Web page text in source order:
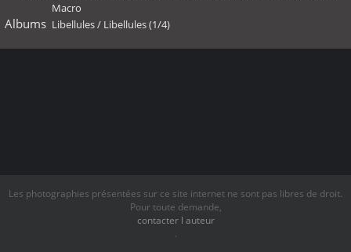
Macro
Albums Libellules/ Libellules (1/4)
Les photographies présentées sur ce site internet ne sont pas libres de droit.
Pour toute demande,
contacter l auteur
.